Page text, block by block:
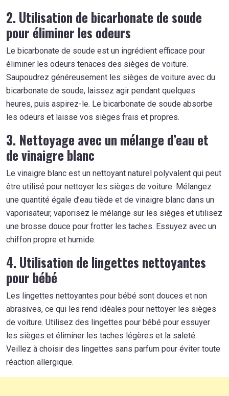
2. Utilisation de bicarbonate de soude
pour éliminer les odeurs
Le bicarbonate de soude est un ingrédient efficace pour
éliminer les odeurs tenaces des sièges de voiture.
Saupoudrez généreusement les sièges de voiture avec du
bicarbonate de soude, laissez agir pendant quelques
heures, puis aspirez-le. Le bicarbonate de soude absorbe
les odeurs et laisse vos sièges frais et propres.
3. Nettoyage avec un mélange d’eau et
de vinaigre blanc
Le vinaigre blanc est un nettoyant naturel polyvalent qui peut
être utilisé pour nettoyer les sièges de voiture. Mélangez
une quantité égale d’eau tiède et de vinaigre blanc dans un
vaporisateur, vaporisez le mélange sur les sièges et utilisez
une brosse douce pour frotter les taches. Essuyez avec un
chiffon propre et humide.
4. Utilisation de lingettes nettoyantes
pour bébé
Les lingettes nettoyantes pour bébé sont douces et non
abrasives, ce qui les rend idéales pour nettoyer les sièges
de voiture. Utilisez des lingettes pour bébé pour essuyer
les sièges et éliminer les taches légères et la saleté.
Veillez à choisir des lingettes sans parfum pour éviter toute
réaction allergique.